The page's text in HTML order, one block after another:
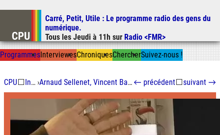
Aller au contenu
Aller à la recherche
Carré, Petit, Utile : Le programme radio des gens du
numérique.
Tous les Jeudi à 11h sur Radio <FMR>
ProgrammesInterviewesChroniquesChercherSuivez-nous !
CPU⬜ Interviewes › Arnaud Sellenet, Vincent Barrier et Nicolas Marson, constructeurs d'espaces de coworking ← précédent⬜suivant →